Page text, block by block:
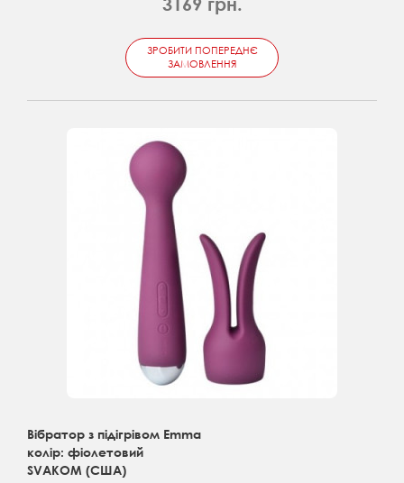
ЗРОБИТИ ПОПЕРЕДНЄ
ЗАМОВЛЕННЯ
Вібратор з підігрівом Emma
колір: фіолетовий
SVAKOM (США)